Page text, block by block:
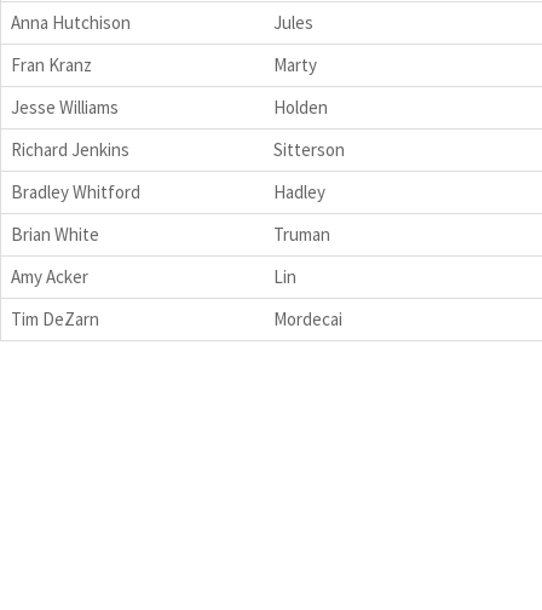
Anna Hutchison
Jules
Fran Kranz
Marty
Jesse Williams
Holden
Richard Jenkins
Sitterson
Bradley Whitford
Hadley
Brian White
Truman
Amy Acker
Lin
Tim DeZarn
Mordecai